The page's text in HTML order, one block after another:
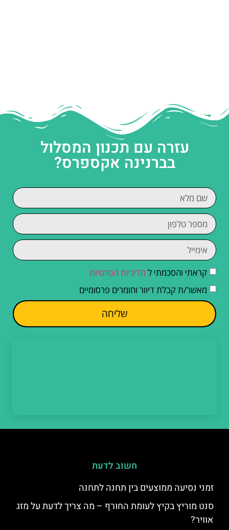
עזרה עם תכנון המסלול
בברנינה אקספרס?
קראתי והסכמתי ל מדיניות הפרטיות
מאשר/ת קבלת דיוור וחומרים פרסומיים
שליחה
חשוב לדעת
זמני נסיעה ממוצעים בין תחנה לתחנה
סנט מוריץ בקיץ לעומת החורף – מה צריך לדעת על מזג
אוויר?